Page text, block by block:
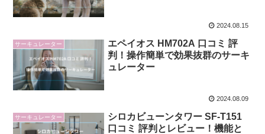
2024.08.15
サーキュレーター
エペイオス HM702A 口コミ 評
判！操作簡単で効果抜群のサーキ
ュレーター
2024.08.09
サーキュレーター
シロカビューンタワー SF-T151
口コミ 評判とレビュー！機能と